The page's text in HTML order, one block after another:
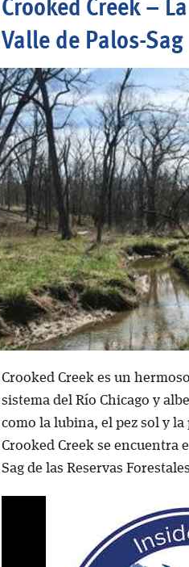
Valle de Palos-Sag
Crooked Creek es un
sistema del Río Chicago y
como la lubina, el pez sol y la
Crooked Creek se encuentra
Sag de las Reservas